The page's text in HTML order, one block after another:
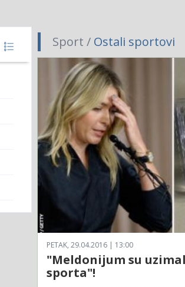
Sport / Ostali sportovi
PETAK, 29.04.2016 | 13:00
"Meldonijum su
sporta"!